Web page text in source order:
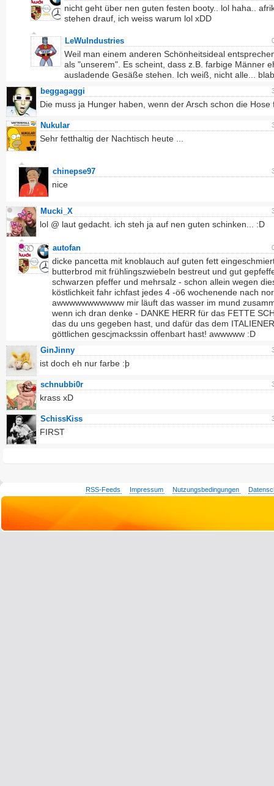
nicht geht über nen guten festen booty.. lol haha..
stehen drauf, ich weiss warum lol xDD
LeWuIndustries
Weil man einem anderen Schönheitsideal
als "unserem". Es scheint, dass z.B. farbige Männer
ausladende Gesäße stehen. Ich weiß, nicht alle...
beggagaggi
Die muss ja Hunger haben, wenn der Arsch schon die Hose
Nukular
Sehr fetthaltig der Nachtisch heute ...
chinepse97
nice
Mucki_X
lol @ laut gedacht. ich steh ja auf nen guten schinken... :D
autofan
dicke pancetta mit knoblauch auf guten fett
butterbrod mit frühlingszwiebeln bestreut und gut
schwarzen pfeffer und mehrsalz - schon allein wegen
köstlichkeit fahr ichfast jedes 4 -ö6 wochenende nach
awwwwwwwwwww mir läuft das wasser im mund
wenn ich dran denke - DANKE HERR für das FETTE
das du uns gegeben hast, und dafür das dem
göttlichen gescjmackssin offenbart hast! awwwww :D
GinJinny
ist doch eh nur farbe :þ
schnubbi0r
krass xD
SchissKiss
FIRST
RSS-Feeds Impressum Nutzungsbedingungen